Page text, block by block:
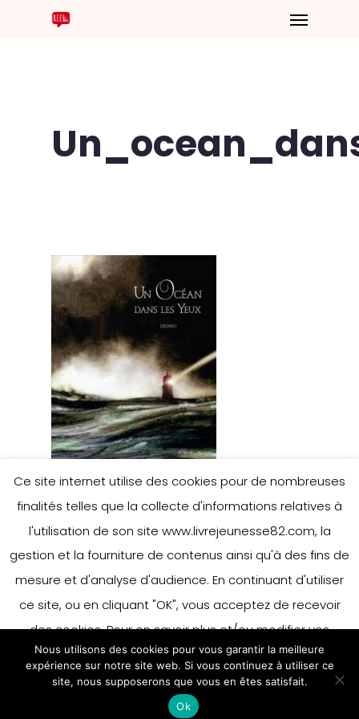
Leave a Reply
You must belogged into post a
comment.
Ce site internet utilise des cookies pour de nombreuses
finalités telles que la collecte d'informations relatives à
l'utilisation de son site www.livrejeunesse82.com, la
gestion et la fourniture de contenus ainsi qu'à des fins de
mesure et d'analyse d'audience. En continuant d'utiliser
ce site, ou en cliquant "OK", vous acceptez de recevoir
des cookies. Pour en savoir plus et/ou modifier vos
préférences en matière de cookies, merci de vous référer
à notre politique sur les cookies.
Accepter
En savoir plus
Nous utilisons des cookies pour vous garantir la meilleure
expérience sur notre site web. Si vous continuez à utiliser ce
site, nous supposerons que vous en êtes satisfait.
Ok